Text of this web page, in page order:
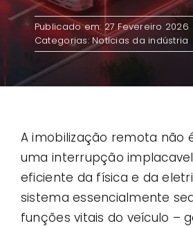
Sobre nós
Contato
Publicado em: 27 Fevereiro 2026
Categorias: Notícias da indústria
A imobilização remota não
uma interrupção
eficiente da física e da
sistema essencialmente
funções vitais do veículo –